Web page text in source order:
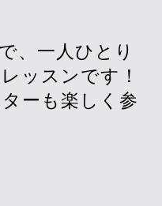
、一人ひとり
ッスンです！
ーも楽しく参